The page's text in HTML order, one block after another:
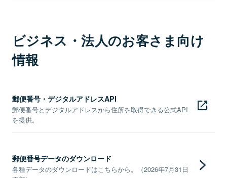
ビジネス・法人のお客さま向け
情報
郵便番号・デジタルアドレスAPI
郵便番号とデジタルアドレスから住所を取得できる公式API
を提供。
郵便番号データのダウンロード
各種データのダウンロードはこちらから。（2026年7月31日